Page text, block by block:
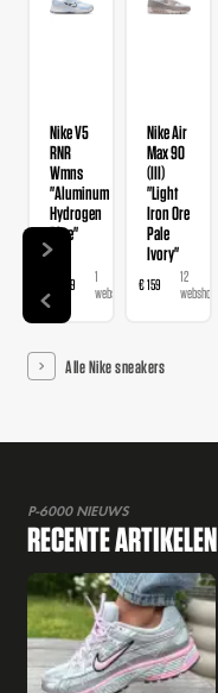
Nike V5
RNR
Wmns
"Aluminum
Hydrogen
Blue"
€ 89,99
1
webshop
Nike Air
Max 90
(III)
"Light
Iron Ore
Pale
Ivory"
€ 159
12
webshops
Alle Nike sneakers
P-6000 NIEUWS
RECENTE ARTIKELEN